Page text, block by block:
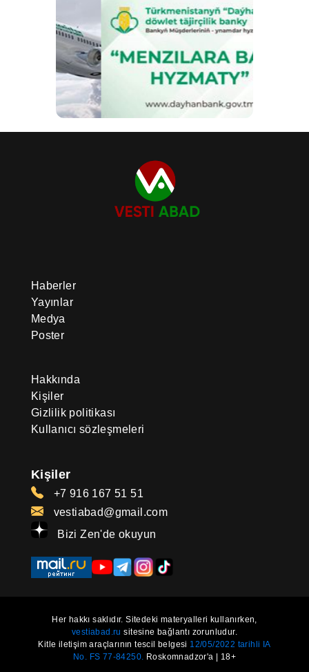
Haberler
Yayınlar
Medya
Poster
Hakkında
Kişiler
Gizlilik politikası
Kullanıcı sözleşmeleri
Kişiler
+7 916 167 51 51
vestiabad@gmail.com
Bizi Zen'de okuyun
Her hakkı saklıdır. Sitedeki materyalleri kullanırken,
vestiabad.ru sitesine bağlantı zorunludur.
Kitle iletişim araçlarının tescil belgesi 12/05/2022 tarihli IA
No. FS 77-84250. Roskomnadzor'a | 18+